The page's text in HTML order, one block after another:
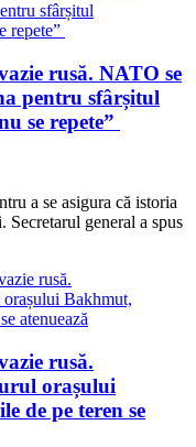
rusă. NATO se
pentru sfârșitul
se repete”
a se asigura că istoria
Secretarul general a spus
rusă.
orașului
de pe teren se